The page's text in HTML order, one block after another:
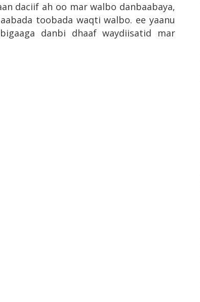
daciif ah oo mar walbo danbaabaya,
toobada waqti walbo. ee yaanu
danbi dhaaf waydiisatid mar